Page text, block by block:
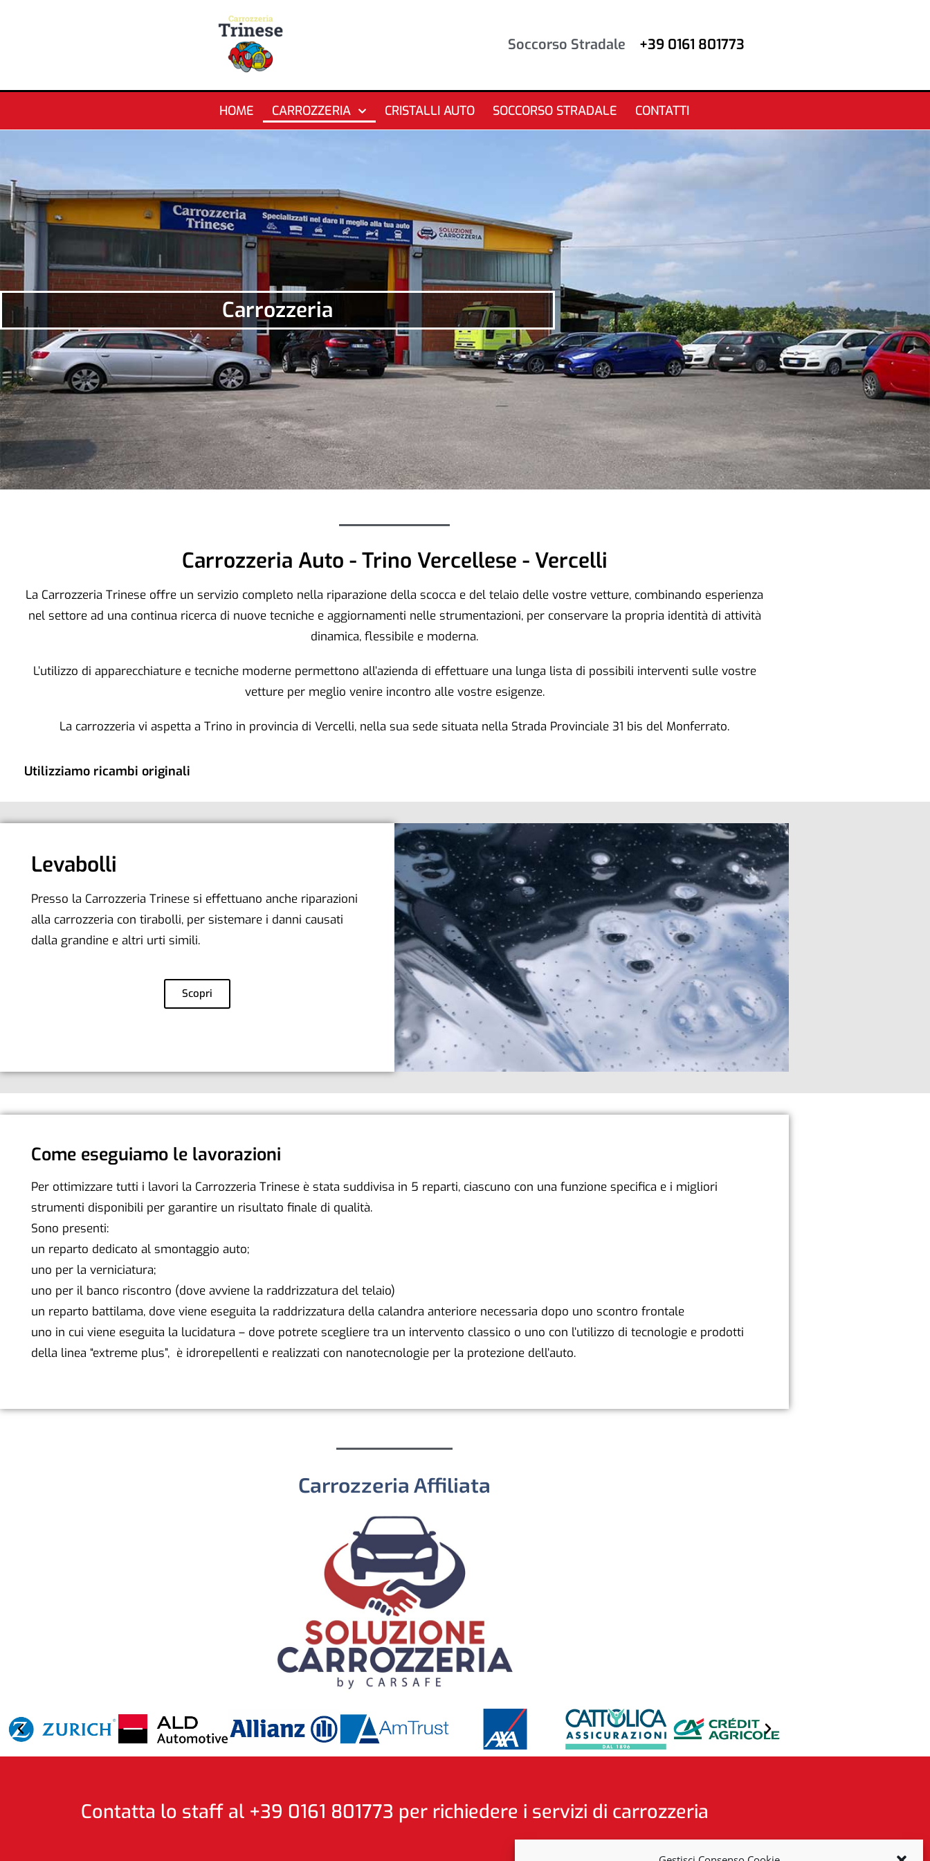
Soccorso Stradale +39 0161 801773
HOME CARROZZERIA CRISTALLI AUTO SOCCORSO STRADALE CONTATTI
Carrozzeria
Carrozzeria Auto - Trino Vercellese - Vercelli
La Carrozzeria Trinese offre un servizio completo nella riparazione della scocca e del telaio delle vostre vetture, combinando esperienza
nel settore ad una continua ricerca di nuove tecniche e aggiornamenti nelle strumentazioni, per conservare la propria identità di attività
dinamica, flessibile e moderna.
L’utilizzo di apparecchiature e tecniche moderne permettono all’azienda di effettuare una lunga lista di possibili interventi sulle vostre
vetture per meglio venire incontro alle vostre esigenze.
La carrozzeria vi aspetta a Trino in provincia di Vercelli, nella sua sede situata nella Strada Provinciale 31 bis del Monferrato.
Utilizziamo ricambi originali
Levabolli
Presso la Carrozzeria Trinese si effettuano anche riparazioni
alla carrozzeria con tirabolli, per sistemare i danni causati
dalla grandine e altri urti simili.
Scopri
Come eseguiamo le lavorazioni
Per ottimizzare tutti i lavori la Carrozzeria Trinese è stata suddivisa in 5 reparti, ciascuno con una funzione specifica e i migliori
strumenti disponibili per garantire un risultato finale di qualità.
Sono presenti:
un reparto dedicato al smontaggio auto;
uno per la verniciatura;
uno per il banco riscontro (dove avviene la raddrizzatura del telaio)
un reparto battilama, dove viene eseguita la raddrizzatura della calandra anteriore necessaria dopo uno scontro frontale
uno in cui viene eseguita la lucidatura – dove potrete scegliere tra un intervento classico o uno con l’utilizzo di tecnologie e prodotti
della linea “extreme plus”, è idrorepellenti e realizzati con nanotecnologie per la protezione dell’auto.
Carrozzeria Affiliata
Contatta lo staff al +39 0161 801773 per richiedere i servizi di carrozzeria